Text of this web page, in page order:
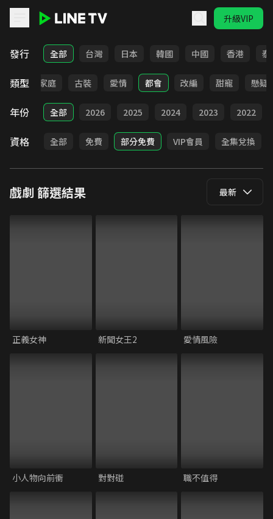
升級VIP
LINE TV - 戲劇
發行 全部 台灣 日本 韓國 中國 香港 泰
類型
校園 家庭 古裝 愛情 都會 改編 甜寵 懸疑
年份 全部 2026 2025 2024 2023 2022
資格 全部 免費 部分免費 VIP會員 全集兌換
戲劇 篩選結果 最新
正義女神 新聞女王2 愛情風險
小人物向前衝 對對碰 職不值得